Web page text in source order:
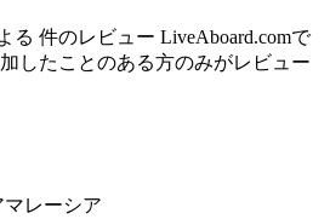
る 件のレビュー LiveAboard.comで
したことのある方のみがレビュー
マレーシア